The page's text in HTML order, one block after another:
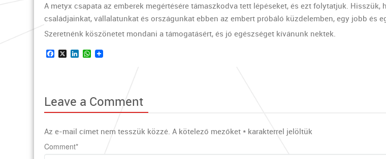
A metyx csapata az emberek megértésére támaszkodva tett lépéseket, és ezt folytatjuk.
családjainkat, vállalatunkat és országunkat ebben az embert próbáló küzdelemben, egy jobb és
Szeretnénk köszönetet mondani a támogatásért, és jó egészséget kívánunk nektek.
Facebook
X LinkedInWhatsApp
Leave a Comment
Az e-mail címet nem tesszük közzé. A kötelező mezőket * karakterrel jelöltük
Comment*